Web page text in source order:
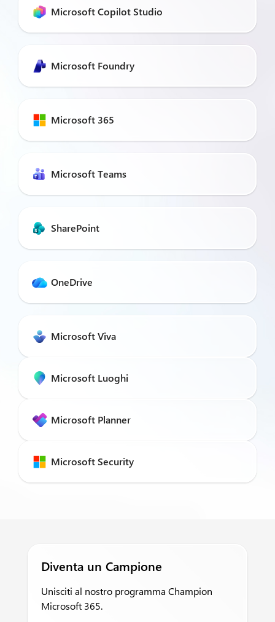
Microsoft Copilot Studio
Microsoft Foundry
Microsoft 365
Microsoft Teams
SharePoint
OneDrive
Microsoft Viva
Microsoft Luoghi
Microsoft Planner
Microsoft Security
Diventa un Campione
Unisciti al nostro programma Champion
Microsoft 365.